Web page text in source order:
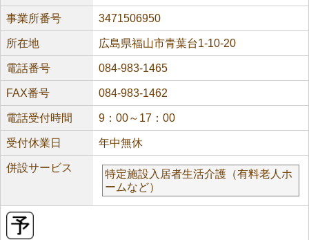
事業所番号 3471506950
所在地 広島県福山市青葉台1-10-20
電話番号 084-983-1465
FAX番号 084-983-1462
電話受付時間 9：00～17：00
受付休業日 年中無休
併設サービス
特定施設入居者生活介護（有料老人ホ
ームなど）